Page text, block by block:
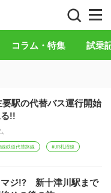
スマガジン」公式WEB
コラム・特集 試乗
駅の代替バス運行開始
!!
線鉄道代替路線 #JR札沼線
マジ!? 新十津川駅まで